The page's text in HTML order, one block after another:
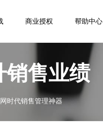
商业授权 帮助中心
销售业绩
时代销售管理神器